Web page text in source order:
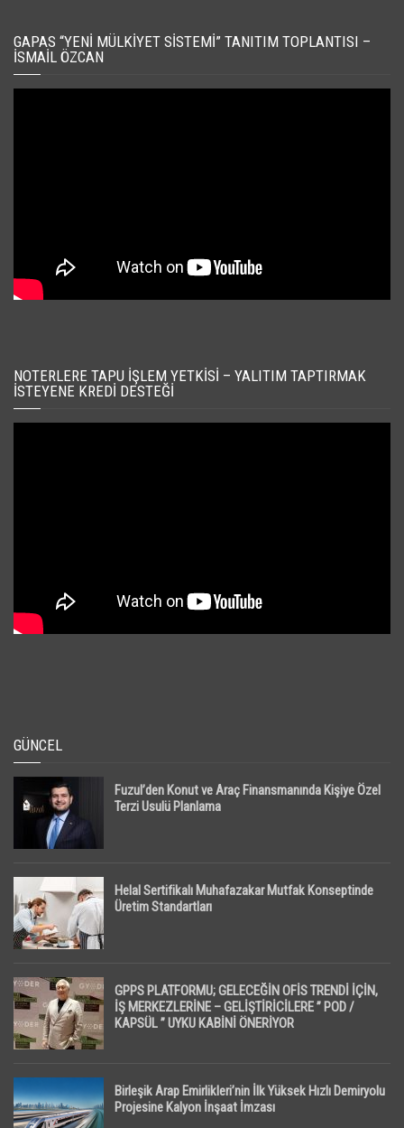
GAPAS “YENI MÜLKIYET SISTEMI” TANITIM TOPLANTISI –
İSMAIL ÖZCAN
NOTERLERE TAPU İŞLEM YETKISI – YALITIM TAPTIRMAK
İSTEYENE KREDI DESTEĞI
GÜNCEL
Fuzul’den Konut ve Araç Finansmanında Kişiye Özel
Terzi Usulü Planlama
Helal Sertifikalı Muhafazakar Mutfak Konseptinde
Üretim Standartları
GPPS PLATFORMU; GELECEĞİN OFİS TRENDİ İÇİN,
İŞ MERKEZLERİNE – GELİŞTİRİCİLERE ” POD /
KAPSÜL ” UYKU KABİNİ ÖNERİYOR
Birleşik Arap Emirlikleri’nin İlk Yüksek Hızlı Demiryolu
Projesine Kalyon İnşaat İmzası